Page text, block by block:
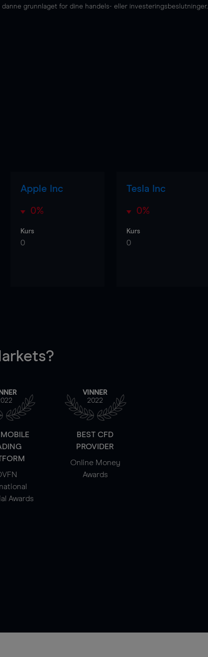
grunnlaget for dine handels- eller investeringsbeslutninger.
Apple Inc
0%
Kurs
0
Tesla Inc
0%
Kurs
0
MOBILE
Awards
VINNER
2022
BEST CFD
PROVIDER
Online Money
Awards